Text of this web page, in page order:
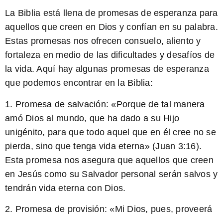
La Biblia está llena de promesas de esperanza para
aquellos que creen en Dios y confían en su palabra.
Estas promesas nos ofrecen consuelo, aliento y
fortaleza en medio de las dificultades y desafíos de
la vida. Aquí hay algunas promesas de esperanza
que podemos encontrar en la Biblia:
1. Promesa de salvación: «Porque de tal manera
amó Dios al mundo, que ha dado a su Hijo
unigénito, para que todo aquel que en él cree no se
pierda, sino que tenga vida eterna» (Juan 3:16).
Esta promesa nos asegura que aquellos que creen
en Jesús como su Salvador personal serán salvos y
tendrán vida eterna con Dios.
2. Promesa de provisión: «Mi Dios, pues, proveerá